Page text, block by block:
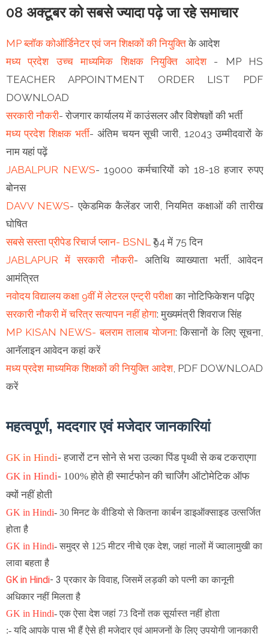
08 अक्टूबर को सबसे ज्यादा पढ़े जा रहे समाचार
MP ब्लॉक कोऑर्डिनेटर एवं जन शिक्षकों की नियुक्तिके आदेश
मध्य प्रदेश उच्च माध्यमिक शिक्षक नियुक्ति आदेश- MP HS
TEACHER APPOINTMENT ORDER LIST PDF
DOWNLOAD
सरकारी नौकरी- रोजगार कार्यालय में काउंसलर और विशेषज्ञों की भर्ती
मध्य प्रदेश शिक्षक भर्ती- अंतिम चयन सूची जारी, 12043 उम्मीदवारों के
नाम यहां पढ़ें
JABALPUR NEWS- 19000 कर्मचारियों को 18-18 हजार रुपए
बोनस
DAVV NEWS- एकेडमिक कैलेंडर जारी, नियमित कक्षाओं की तारीख
घोषित
सबसे सस्ता प्रीपेड रिचार्ज प्लान- BSNL ₹94 में 75 दिन
JABLAPUR में सरकारी नौकरी- अतिथि व्याख्याता भर्ती, आवेदन
आमंत्रित
नवोदय विद्यालय कक्षा 9वीं में लेटरल एन्ट्री परीक्षाका नोटिफिकेशन पढ़िए
सरकारी नौकरी में चरित्र सत्यापन नहीं होगा: मुख्यमंत्री शिवराज सिंह
MP KISAN NEWS- बलराम तालाब योजना: किसानों के लिए सूचना,
आनॅलाइन आवेदन कहां करें
मध्य प्रदेश माध्यमिक शिक्षकों की नियुक्ति आदेश, PDF DOWNLOAD
करें
महत्वपूर्ण, मददगार एवं मजेदार जानकारियां
GK in Hindi-हजारों टन सोने से भरा उल्का पिंड पृथ्वी से कब टकराएगा
GK in Hindi- 100% होते ही स्मार्टफोन की चार्जिंग ऑटोमेटिक ऑफ
क्यों नहीं होती
GK in Hindi- 30 मिनट के वीडियो से कितना कार्बन डाइऑक्साइड उत्सर्जित
होता है
GK in Hindi- समुद्र से 125 मीटर नीचे एक देश, जहां नालों में ज्वालामुखी का
लावा बहता है
GK in Hindi- 3 प्रकार के विवाह, जिसमें लड़की को पत्नी का कानूनी
अधिकार नहीं मिलता है
GK in Hindi- एक ऐसा देश जहां 73 दिनों तक सूर्यास्त नहीं होता
:- यदि आपके पास भी हैं ऐसे ही मजेदार एवं आमजनों के लिए उपयोगी जानकारी